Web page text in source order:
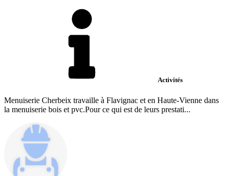
Activités
Menuiserie Cherbeix travaille à Flavignac et en Haute-Vienne dans
la menuiserie bois et pvc.Pour ce qui est de leurs prestati...